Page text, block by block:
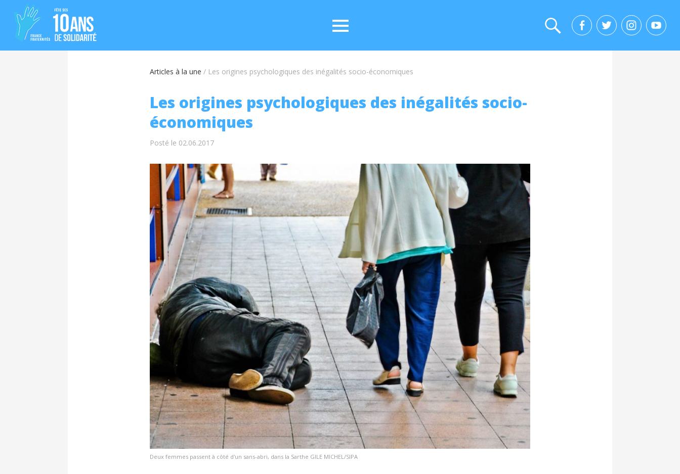
Articles à la une / Les origines psychologiques des inégalités socio-économiques
Les origines psychologiques des inégalités socio-
économiques
Posté le 02.06.2017
Deux femmes passent à côté d'un sans-abri, dans la Sarthe GILE MICHEL/SIPA